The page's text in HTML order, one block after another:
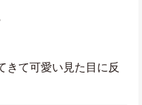
きて可愛い見た目に反